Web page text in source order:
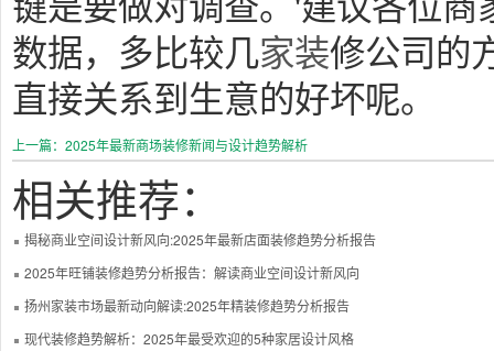
数据，多比较几家装修公司的
直接关系到生意的好坏呢。
上一篇：2025年最新商场装修新闻与设计趋势解析
相关推荐：
揭秘商业空间设计新风向:2025年最新店面装修趋势分析报告
2025年旺铺装修趋势分析报告：解读商业空间设计新风向
扬州家装市场最新动向解读:2025年精装修趋势分析报告
现代装修趋势解析：2025年最受欢迎的5种家居设计风格